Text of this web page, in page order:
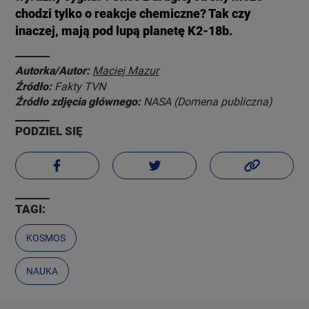
chodzi tylko o reakcje chemiczne? Tak czy
inaczej, mają pod lupą planetę K2-18b.
Autorka/Autor: Maciej Mazur
Źródło: Fakty TVN
Źródło zdjęcia głównego: NASA (Domena publiczna)
PODZIEL SIĘ
TAGI:
KOSMOS
NAUKA